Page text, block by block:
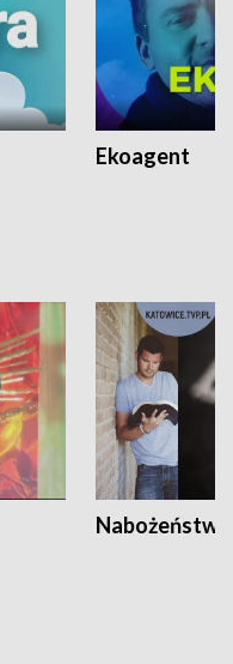
Ekoagent